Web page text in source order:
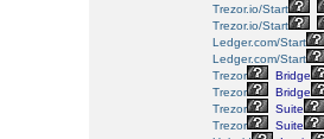
Trezor.io/Start
Trezor.io/Start
Ledger.com/Start
Ledger.com/Start
Trezor
Bridge
Trezor
Bridge
Trezor
Suite
Trezor
Suite